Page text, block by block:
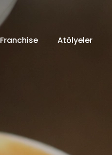
Franchise Atölyeler